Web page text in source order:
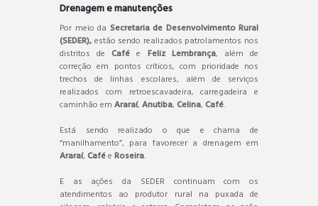
Drenagem e manutenções
Por meio da Secretaria de Desenvolvimento Rural
(SEDER), estão sendo realizados patrolamentos nos
distritos deCafée Feliz Lembrança, além de
correção em pontos críticos, com prioridade nos
trechos de linhas escolares, além de serviços
realizados com retroescavadeira, carregadeira e
caminhão em Araraí, Anutiba, Celina, Café.
Está sendo realizado o que e chama de
“manilhamento”, para favorecer a drenagem em
Araraí, Cafée Roseira.
E as ações da SEDER continuam com os
atendimentos ao produtor rural na puxada de